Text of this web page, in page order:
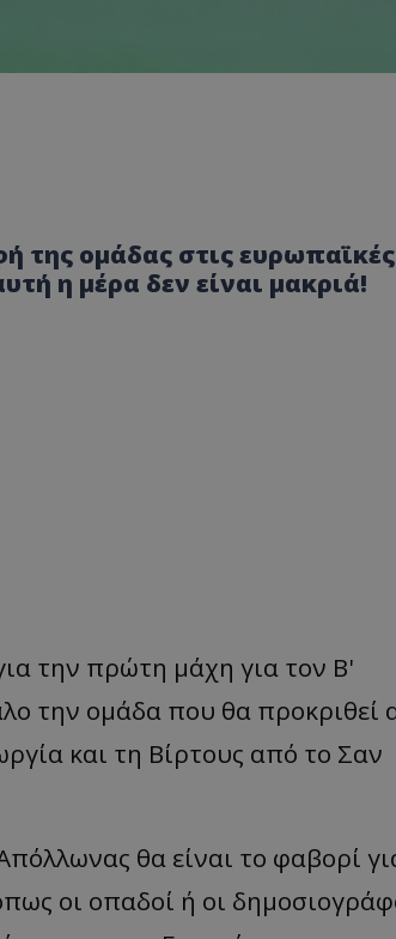
της ομάδας στις ευρωπαϊκές
η μέρα δεν είναι μακριά!
την πρώτη μάχη για τον Β'
την ομάδα που θα προκριθεί
και τη Βίρτους από το Σαν
θα είναι το φαβορί
οι οπαδοί ή οι